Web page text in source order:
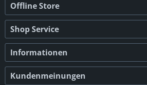
Offline Store
Shop Service
Informationen
Kundenmeinungen